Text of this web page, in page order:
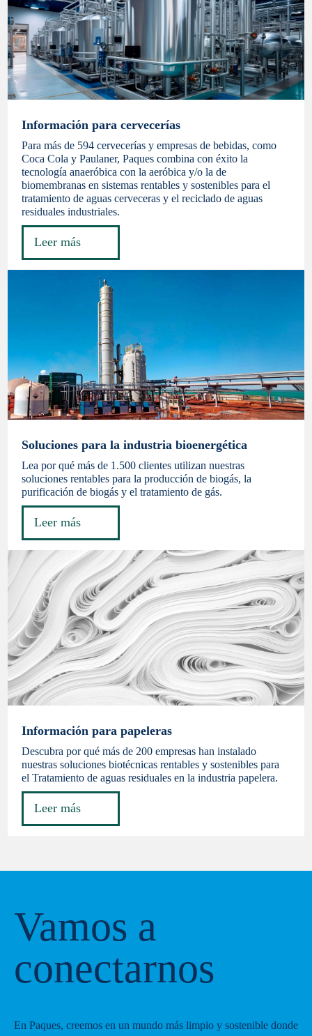
Información para cervecerías
Para más de 594 cervecerías y empresas de bebidas, como
Coca Cola y Paulaner, Paques combina con éxito la
tecnología anaeróbica con la aeróbica y/o la de
biomembranas en sistemas rentables y sostenibles para el
tratamiento de aguas cerveceras y el reciclado de aguas
residuales industriales.
Leer más
Soluciones para la industria bioenergética
Lea por qué más de 1.500 clientes utilizan nuestras
soluciones rentables para la producción de biogás, la
purificación de biogás y el tratamiento de gás.
Leer más
Información para papeleras
Descubra por qué más de 200 empresas han instalado
nuestras soluciones biotécnicas rentables y sostenibles para
el Tratamiento de aguas residuales en la industria papelera.
Leer más
Vamos a
conectarnos
En Paques, creemos en un mundo más limpio y sostenible donde